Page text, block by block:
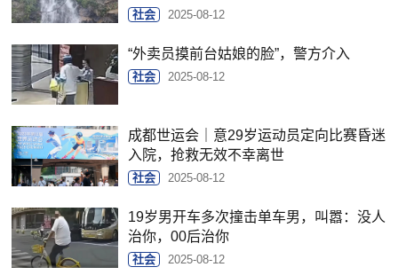
社会 2025-08-12
“外卖员摸前台姑娘的脸”，警方介入
社会 2025-08-12
成都世运会｜意29岁运动员定向比赛昏迷
入院，抢救无效不幸离世
社会 2025-08-12
19岁男开车多次撞击单车男，叫嚣：没人
治你，00后治你
社会 2025-08-12